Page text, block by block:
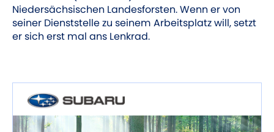
Niedersächsischen Landesforsten. Wenn er von
seiner Dienststelle zu seinem Arbeitsplatz will, setzt
er sich erst mal ans Lenkrad.